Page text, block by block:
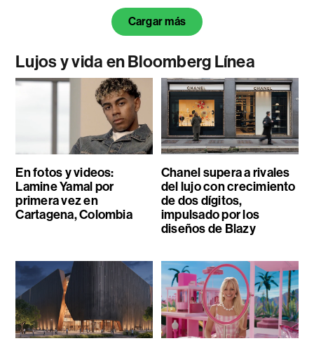
Cargar más
Lujos y vida en Bloomberg Línea
En fotos y videos:
Lamine Yamal por
primera vez en
Cartagena, Colombia
Chanel supera a rivales
del lujo con crecimiento
de dos dígitos,
impulsado por los
diseños de Blazy